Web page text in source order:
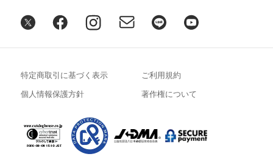
特定商取引に基づく表示 ご利用規約
個人情報保護方針 著作権について